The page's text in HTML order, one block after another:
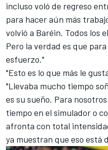
incluso voló de regreso
para hacer aún más
volvió a Baréin. Todos los
Pero la verdad es que
esfuerzo."
"Esto es lo que más le
"Llevaba mucho tiempo
es su sueño. Para
tiempo en el simulador o
afronta con total
ya muestran que eso está